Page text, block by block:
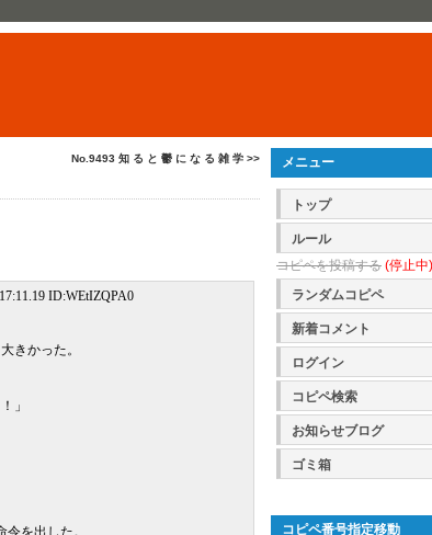
No.9493 知 る と 鬱 に な る 雑 学 >>
ID:WEtIZQPA0
きかった。
」
を出した。
メニュー
トップ
ルール
コピペを投稿する (停止中)
ランダムコピペ
新着コメント
ログイン
コピペ検索
お知らせブログ
ゴミ箱
コピペ番号指定移動